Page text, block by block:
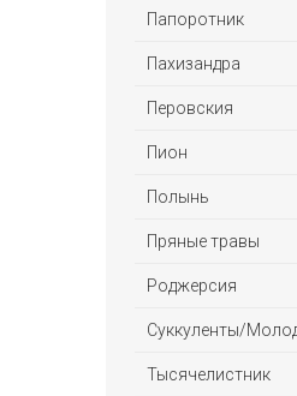
Папоротник
Пахизандра
Перовския
Пион
Полынь
Пряные травы
Роджерсия
Суккуленты/
Тысячелистник